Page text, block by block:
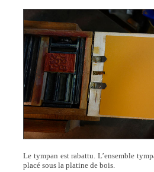
Le tympan est rabattu. L’ensemble
placé sous la platine de bois.